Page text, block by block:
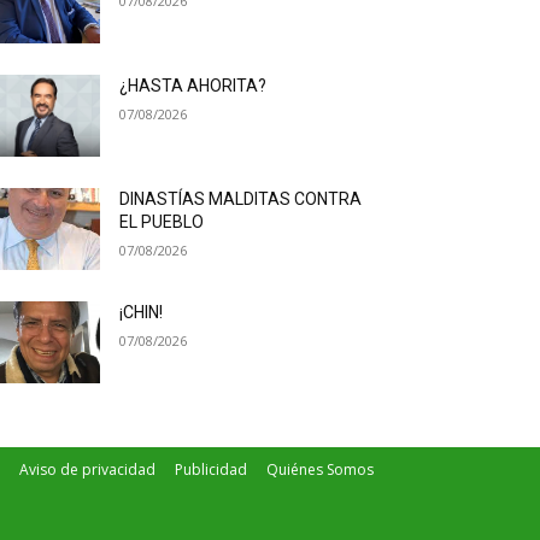
¿HASTA AHORITA?
07/08/2026
DINASTÍAS MALDITAS CONTRA
EL PUEBLO
07/08/2026
¡CHIN!
07/08/2026
Aviso de privacidad Publicidad Quiénes Somos